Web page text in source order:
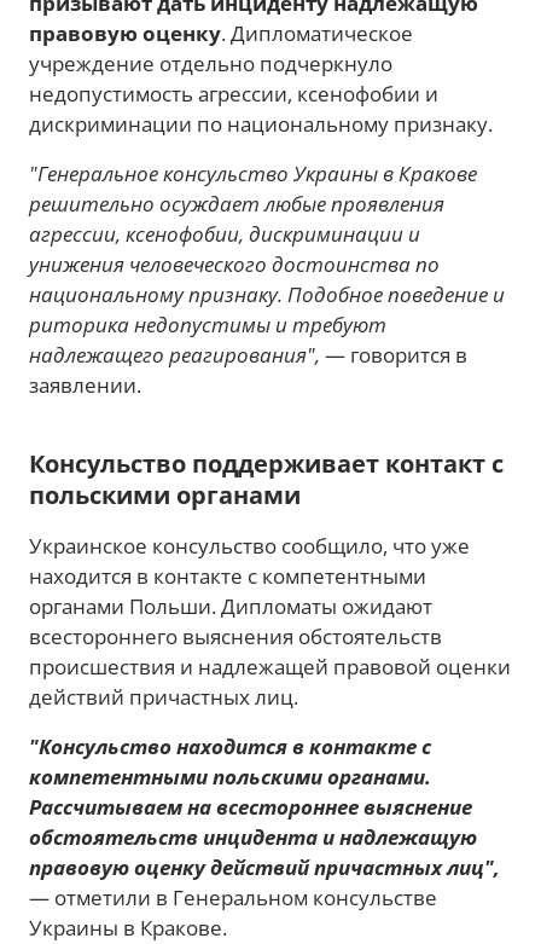
правовую оценку. Дипломатическое
учреждение отдельно подчеркнуло
недопустимость агрессии, ксенофобии и
дискриминации по национальному признаку.
"Генеральное консульство Украины в Кракове
решительно осуждает любые проявления
агрессии, ксенофобии, дискриминации и
унижения человеческого достоинства по
национальному признаку. Подобное поведение и
риторика недопустимы и требуют
надлежащего реагирования", — говорится в
заявлении.
Консульство поддерживает контакт с
польскими органами
Украинское консульство сообщило, что уже
находится в контакте с компетентными
органами Польши. Дипломаты ожидают
всестороннего выяснения обстоятельств
происшествия и надлежащей правовой оценки
действий причастных лиц.
"Консульство находится в контакте с
компетентными польскими органами.
Рассчитываем на всестороннее выяснение
обстоятельств инцидента и надлежащую
правовую оценку действий причастных лиц",
— отметили в Генеральном консульстве
Украины в Кракове.